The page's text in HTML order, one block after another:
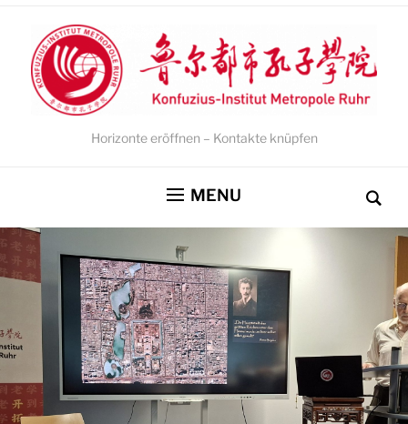
Horizonte eröffnen – Kontakte knüpfen
MENU